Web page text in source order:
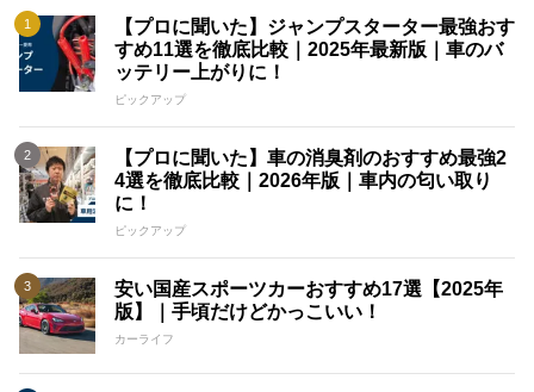
【プロに聞いた】ジャンプスターター最強おす
すめ11選を徹底比較｜2025年最新版｜車のバ
ッテリー上がりに！
ピックアップ
【プロに聞いた】車の消臭剤のおすすめ最強2
4選を徹底比較｜2026年版｜車内の匂い取り
に！
ピックアップ
安い国産スポーツカーおすすめ17選【2025年
版】｜手頃だけどかっこいい！
カーライフ